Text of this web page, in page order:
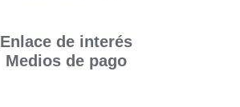
Enlace de interés
Medios de pago